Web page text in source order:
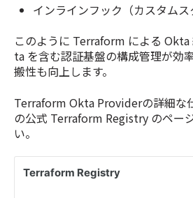
インラインフック（カスタムス
このように Terraform による
ta を含む認証基盤の構成管理が効
搬性も向上します。
Terraform Okta Providerの詳細な
の公式 Terraform Registry のペー
い。